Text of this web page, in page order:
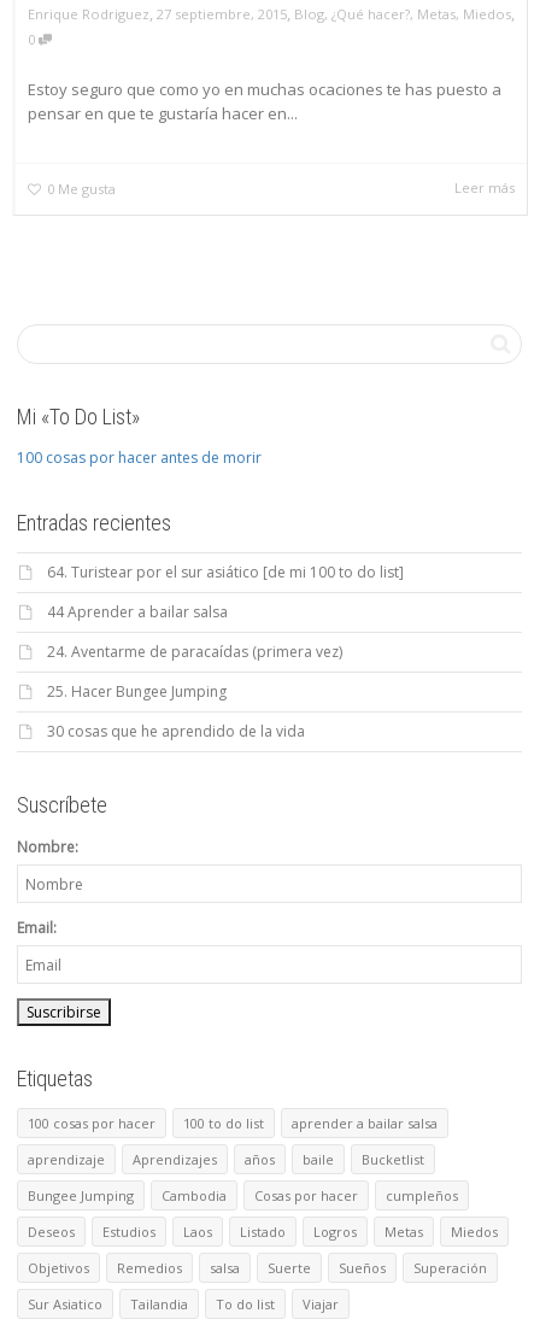
Enrique Rodriguez, 27 septiembre, 2015, Blog, ¿Qué hacer?, Metas, Miedos,
0
Estoy seguro que como yo en muchas ocaciones te has puesto a
pensar en que te gustaría hacer en...
0 Me gusta Leer más
Mi «To Do List»
100 cosas por hacer antes de morir
Entradas recientes
64. Turistear por el sur asiático [de mi 100 to do list]
44 Aprender a bailar salsa
24. Aventarme de paracaídas (primera vez)
25. Hacer Bungee Jumping
30 cosas que he aprendido de la vida
Suscríbete
Nombre:
Email:
Etiquetas
100 cosas por hacer 100 to do list
aprender a bailar salsa
aprendizaje
Aprendizajes años baile
Bucketlist
Bungee Jumping
Cambodia Cosas por hacer
cumpleños
Deseos
Estudios Laos Listado Logros Metas
Miedos
Objetivos
Remedios salsa Suerte Sueños
Superación
Sur Asiatico
Tailandia To do list Viajar